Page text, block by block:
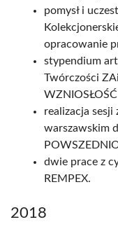
pomysł i
opracowanie
stypendium
Twórczości
realizacja sesji
warszawskim
dwie prace z
REMPEX.
2018